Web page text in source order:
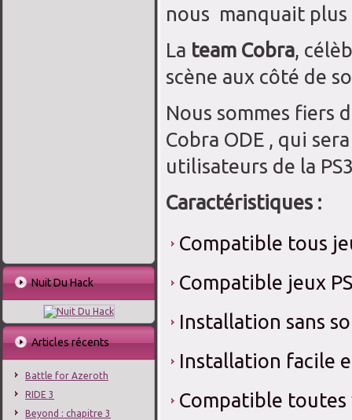
Nuit Du Hack
Articles récents
Battle for Azeroth
RIDE 3
Beyond : chapitre 3
nous manquait plus
La team Cobra,
scène aux côté de
Nous sommes fiers
Cobra ODE , qui
utilisateurs de la
Caractéristiques :
Compatible tous
Compatible jeux
Installation sans
Installation facile
Compatible toutes